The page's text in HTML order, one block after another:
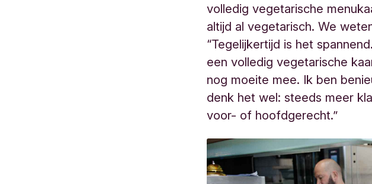
volledig vegetarische
altijd al vegetarisch. We
“Tegelijkertijd is het
een volledig vegetarische
nog moeite mee. Ik ben
denk het wel: steeds meer
voor- of hoofdgerecht.”